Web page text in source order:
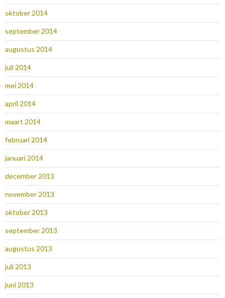
oktober 2014
september 2014
augustus 2014
juli 2014
mei 2014
april 2014
maart 2014
februari 2014
januari 2014
december 2013
november 2013
oktober 2013
september 2013
augustus 2013
juli 2013
juni 2013